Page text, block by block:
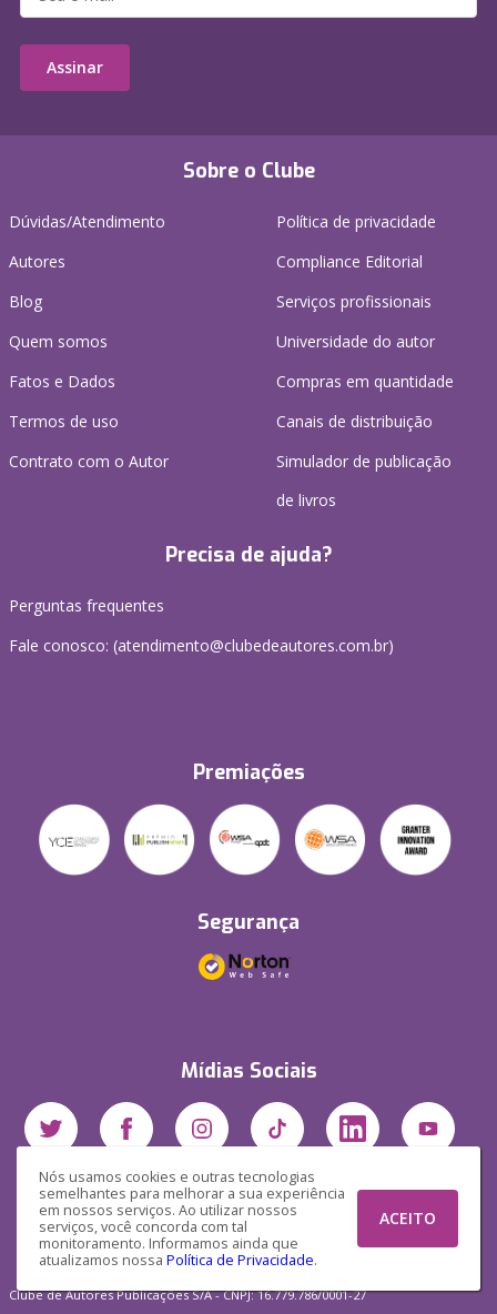
Nós usamos cookies e outras tecnologias
semelhantes para melhorar a sua experiência
em nossos serviços. Ao utilizar nossos
serviços, você concorda com tal
monitoramento. Informamos ainda que
atualizamos nossa Política de Privacidade.
ACEITO
Sobre o Clube
Dúvidas/Atendimento
Autores
Blog
Quem somos
Fatos e Dados
Termos de uso
Contrato com o Autor
Política de privacidade
Compliance Editorial
Serviços profissionais
Universidade do autor
Compras em quantidade
Canais de distribuição
Simulador de publicação
de livros
Precisa de ajuda?
Perguntas frequentes
Fale conosco: (atendimento@clubedeautores.com.br)
Premiações
Segurança
Mídias Sociais
Assinar
Clube de Autores Publicações S/A - CNPJ: 16.779.786/0001-27